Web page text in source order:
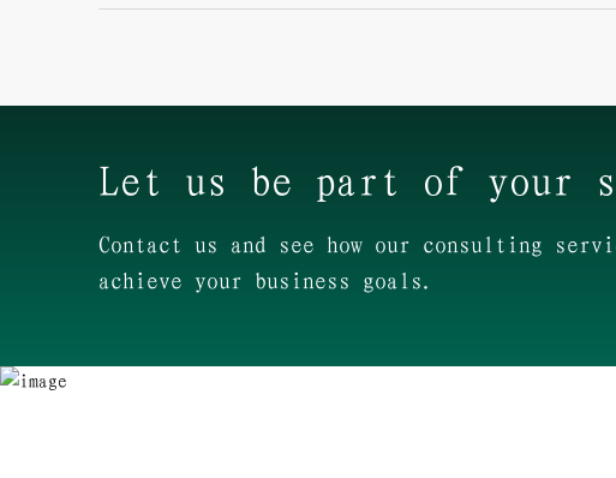
Let us be part of your
Contact us and see how our consulting
achieve your business goals.